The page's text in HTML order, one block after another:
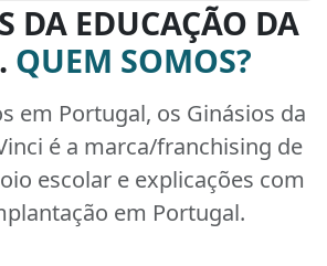
DA EDUCAÇÃO DA
QUEM SOMOS?
em Portugal, os Ginásios da
é a marca/franchising de
escolar e explicações com
em Portugal.